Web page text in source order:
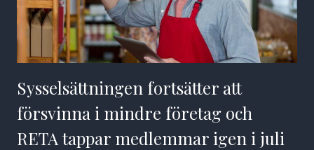
Sysselsättningen fortsätter att
försvinna i mindre företag och
RETA tappar medlemmar igen i juli